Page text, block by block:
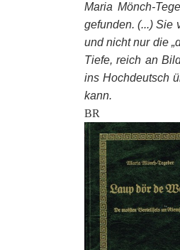
Maria Mönch-
gefunden. (...) Sie
und nicht nur die
Tiefe, reich an
ins Hochdeutsch
kann.
BR